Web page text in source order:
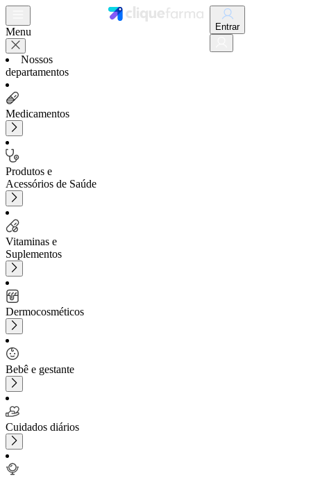
Menu
Nossos
departamentos
Medicamentos
Produtos e
Acessórios de Saúde
Vitaminas e
Suplementos
Dermocosméticos
Bebê e gestante
Cuidados diários
Entrar